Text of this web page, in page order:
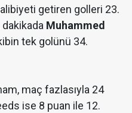
getiren golleri 23.
Muhammed
tek golünü 34.
maç fazlasıyla 24
ise 8 puan ile 12.